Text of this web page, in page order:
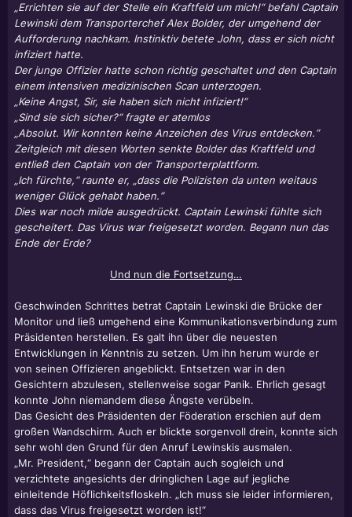
„Errichten sie auf der Stelle ein Kraftfeld um mich!“ befahl Captain
Lewinski dem Transporterchef Alex Bolder, der umgehend der
Aufforderung nachkam. Instinktiv betete John, dass er sich nicht
infiziert hatte.
Der junge Offizier hatte schon richtig geschaltet und den Captain
einem intensiven medizinischen Scan unterzogen.
„Keine Angst, Sir, sie haben sich nicht infiziert!“
„Sind sie sich sicher?“ fragte er atemlos
„Absolut. Wir konnten keine Anzeichen des Virus entdecken.“
Zeitgleich mit diesen Worten senkte Bolder das Kraftfeld und
entließ den Captain von der Transporterplattform.
„Ich fürchte,“ raunte er, „dass die Polizisten da unten weitaus
weniger Glück gehabt haben.“
Dies war noch milde ausgedrückt. Captain Lewinski fühlte sich
gescheitert. Das Virus war freigesetzt worden. Begann nun das
Ende der Erde?
Und nun die Fortsetzung…
Geschwinden Schrittes betrat Captain Lewinski die Brücke der
Monitor und ließ umgehend eine Kommunikationsverbindung zum
Präsidenten herstellen. Es galt ihn über die neuesten
Entwicklungen in Kenntnis zu setzen. Um ihn herum wurde er
von seinen Offizieren angeblickt. Entsetzen war in den
Gesichtern abzulesen, stellenweise sogar Panik. Ehrlich gesagt
konnte John niemandem diese Ängste verübeln.
Das Gesicht des Präsidenten der Föderation erschien auf dem
großen Wandschirm. Auch er blickte sorgenvoll drein, konnte sich
sehr wohl den Grund für den Anruf Lewinskis ausmalen.
„Mr. President,“ begann der Captain auch sogleich und
verzichtete angesichts der dringlichen Lage auf jegliche
einleitende Höflichkeitsfloskeln. „Ich muss sie leider informieren,
dass das Virus freigesetzt worden ist!“